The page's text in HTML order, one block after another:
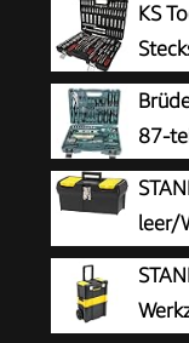
KS
87-
aus
Wasserwaage,
leer/
Ablage, zwei